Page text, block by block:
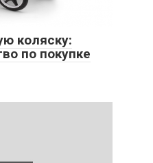
коляску:
по покупке